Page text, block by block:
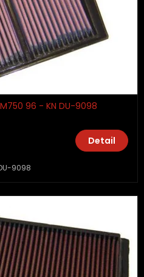
96 - KN DU-9098
Detail
9098